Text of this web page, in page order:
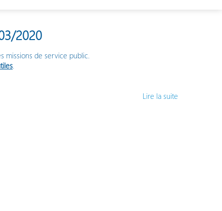
2020
missions de service public.
Lire la suite